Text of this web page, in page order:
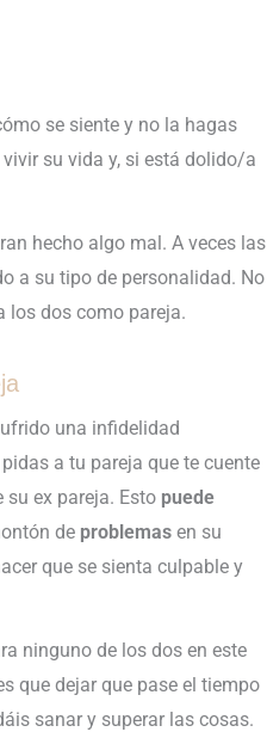
se siente y no la hagas
su vida y, si está dolido/a
hecho algo mal. A veces las
a su tipo de personalidad. No
los dos como pareja.
una infidelidad
a tu pareja que te cuente
ex pareja. Esto puede
de problemas en su
que se sienta culpable y
ninguno de los dos en este
que dejar que pase el tiempo
sanar y superar las cosas.